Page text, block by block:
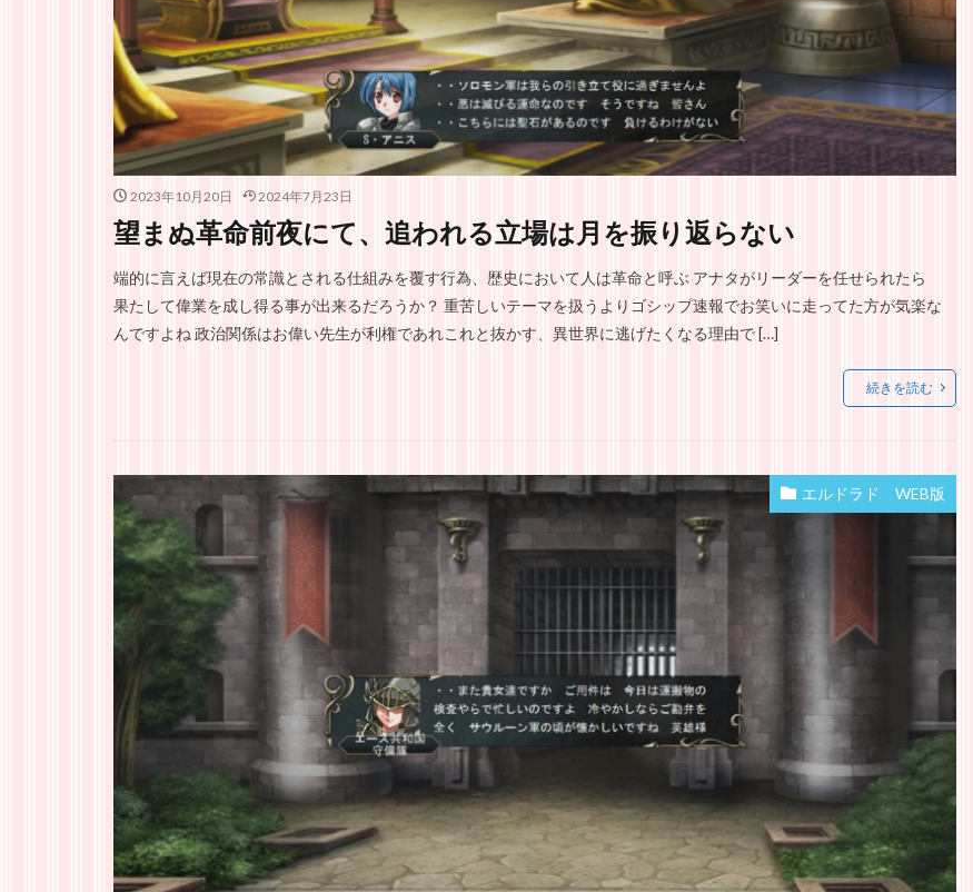
2023年10月20日 2024年7月23日
望まぬ革命前夜にて、追われる立場は月を振り返らない
端的に言えば現在の常識とされる仕組みを覆す行為、歴史において人は革命と呼ぶ アナタがリーダーを任せられたら
果たして偉業を成し得る事が出来るだろうか？ 重苦しいテーマを扱うよりゴシップ速報でお笑いに走ってた方が気楽な
んですよね 政治関係はお偉い先生が利権であれこれと抜かす、異世界に逃げたくなる理由で […]
続きを読む
エルドラド WEB版